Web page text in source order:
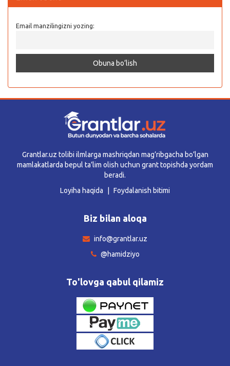
Email manzilingizni yozing:
Grantlar.uz tolibi ilmlarga mashriqdan mag’ribgacha bo’lgan
mamlakatlarda bepul ta’lim olish uchun grant topishda yordam
beradi.
Loyiha haqida
Foydalanish bitimi
Biz bilan aloqa
info@grantlar.uz
@hamidziyo
To'lovga qabul qilamiz